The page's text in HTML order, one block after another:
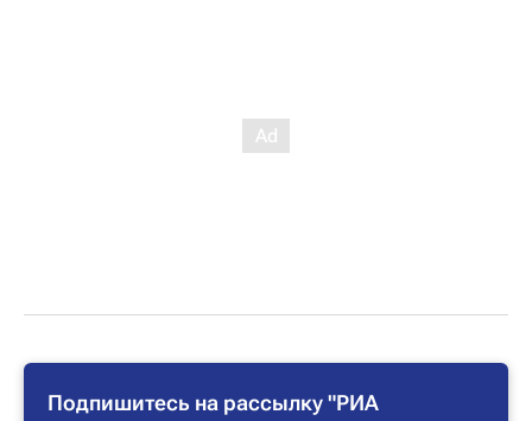
Подпишитесь на рассылку "РИА